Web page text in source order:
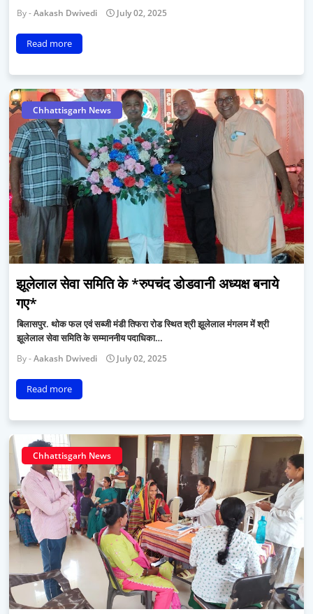
Aakash Dwivedi July 02, 2025
Read more
Chhattisgarh News
झूलेलाल सेवा समिति के *रुपचंद डोडवानी अध्यक्ष बनाये
गए*
बिलासपुर. थोक फल एवं सब्जी मंडी तिफरा रोड स्थित श्री झूलेलाल मंगलम में श्री
झूलेलाल सेवा समिति के सम्माननीय पदाधिका…
Aakash Dwivedi July 02, 2025
Read more
Chhattisgarh News